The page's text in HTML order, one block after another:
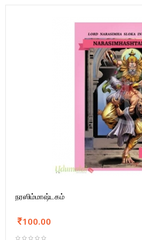
நரஸிம்மாஷ்டகம்
100.00